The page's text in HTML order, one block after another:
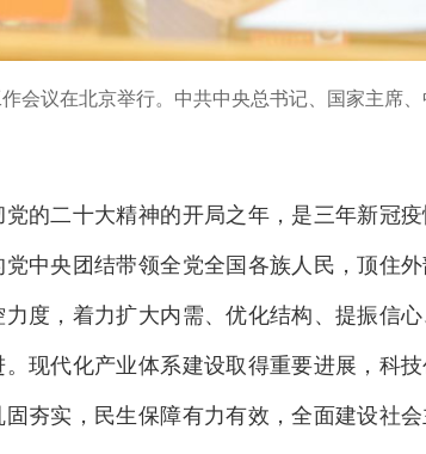
议在北京举行。中共中央总书记、国家主席、
二十大精神的开局之年，是三年新冠疫
中央团结带领全党全国各族人民，顶住
度，着力扩大内需、优化结构、提振信
现代化产业体系建设取得重要进展，科
夯实，民生保障有力有效，全面建设社